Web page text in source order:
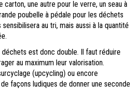
carton, une autre pour le verre, un seau à
poubelle à pédale pour les déchets
au tri, mais aussi à la quantité
déchets est donc double. Il faut réduire
au maximum leur valorisation.
(upcycling) ou encore
façons ludiques de donner une seconde